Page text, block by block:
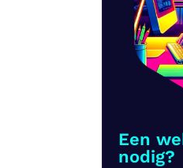
Een
nodig?​